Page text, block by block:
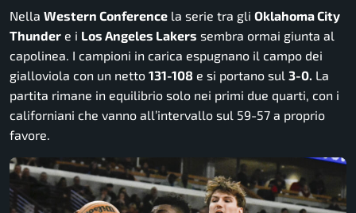
Nella Western Conference la serie tra gli Oklahoma City
Thunder e i Los Angeles Lakers sembra ormai giunta al
capolinea. I campioni in carica espugnano il campo dei
gialloviola con un netto 131-108 e si portano sul 3-0. La
partita rimane in equilibrio solo nei primi due quarti, con i
californiani che vanno all’intervallo sul 59-57 a proprio
favore.